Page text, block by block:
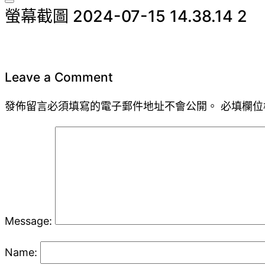
Toggle
螢幕截圖 2024-07-15 14.38.14 2
Leave a Comment
發佈留言必須填寫的電子郵件地址不會公開。 必填欄
Message:
Name: